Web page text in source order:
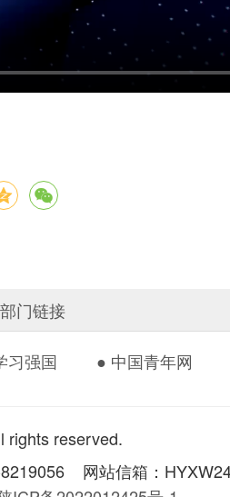
部门链接
习强国 ● 中国青年网
rights reserved.
网站信箱：